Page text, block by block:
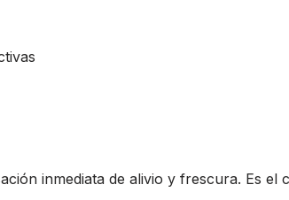
inmediata de alivio y frescura. Es el